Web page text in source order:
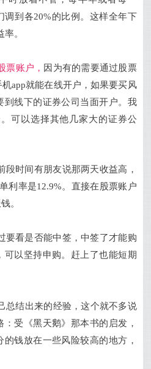
调到各20%的比例。这样全年下
。
票账户， 因为有的需要通过股票
app就能在线开户，如果要买风
线下的证券公司当面开户。 我
可以选择其他几家大的证券公
段时间有朋友说那两天收益高，
利率是12.9%。直接在股票账户
。
要看是否能中签，中签了才能购
可以坚持申购。赶上了也能短期
总结出来的经验，这个就不多说
受《黑天鹅》那本书的启发，
钱放在一些风险较高的地方，